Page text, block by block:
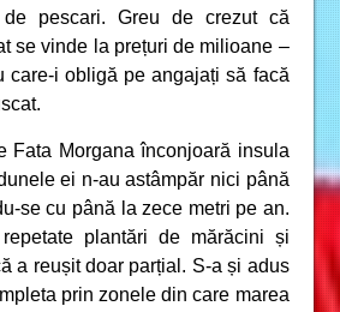
pescari. Greu de crezut că
se vinde la prețuri de milioane –
care-i obligă pe angajați să facă
Fata Morgana înconjoară insula
ei n-au astâmpăr nici până
se cu până la zece metri pe an.
plantări de mărăcini și
a reușit doar parțial. S-a și adus
prin zonele din care marea